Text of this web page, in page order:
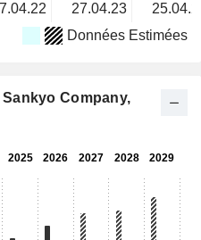
27.04.23
Données Estimées
Company,